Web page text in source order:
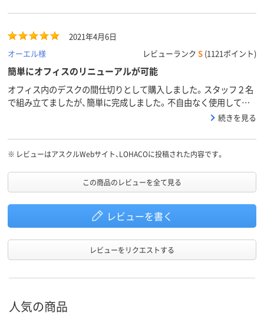
カラーグ
ブラウン系 ブラック系
質量 9.2kg2021年4月6日
オーエル様
レビューランク S (1121ポイント)
簡単にオフィスのリニューアルが可能
オフィス内のデスクの間仕切りとして購入しました。スタッフ２名
で組み立てましたが、簡単に完成しました。不自由なく使用してい
続きを見る
※ レビューはアスクルWebサイト、LOHACOに投稿された内容です。
この商品のレビューを全て見る
レビューを書く
レビューをリクエストする
人気の商品